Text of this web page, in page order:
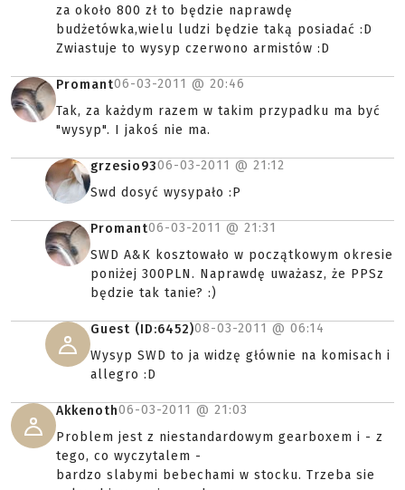
za około 800 zł to będzie naprawdę
budżetówka,wielu ludzi będzie taką posiadać :D
Zwiastuje to wysyp czerwono armistów :D
Promant06-03-2011 @ 20:46
Tak, za każdym razem w takim przypadku ma być
"wysyp". I jakoś nie ma.
grzesio9306-03-2011 @ 21:12
Swd dosyć wysypało :P
Promant06-03-2011 @ 21:31
SWD A&K kosztowało w początkowym okresie
poniżej 300PLN. Naprawdę uważasz, że PPSz
będzie tak tanie? :)
Guest (ID:6452)08-03-2011 @ 06:14
Wysyp SWD to ja widzę głównie na komisach i
allegro :D
Akkenoth06-03-2011 @ 21:03
Problem jest z niestandardowym gearboxem i - z
tego, co wyczytalem -
bardzo slabymi bebechami w stocku. Trzeba sie